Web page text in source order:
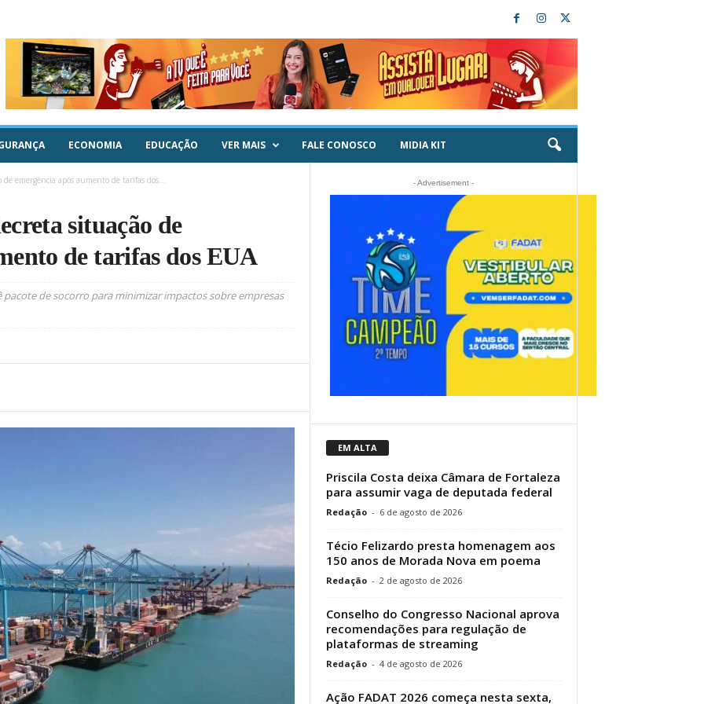
ECONOMIA EDUCAÇÃO VER MAIS FALE CONOSCO MIDIA KIT
de emergência após aumento de tarifas dos...
situação de
de tarifas dos EUA
de socorro para minimizar impactos sobre empresas
- Advertisement -
EM ALTA
Priscila Costa deixa Câmara de Fortaleza
para assumir vaga de deputada federal
Redação - 6 de agosto de 2026
Técio Felizardo presta homenagem aos
150 anos de Morada Nova em poema
Redação - 2 de agosto de 2026
Conselho do Congresso Nacional aprova
recomendações para regulação de
plataformas de streaming
Redação - 4 de agosto de 2026
Ação FADAT 2026 começa nesta sexta,